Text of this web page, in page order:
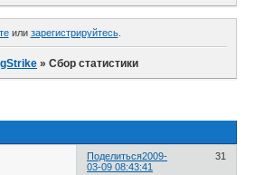
или зарегистрируйтесь.
»Сбор статистики
Поделиться 31
2009-
03-09 08:43:41